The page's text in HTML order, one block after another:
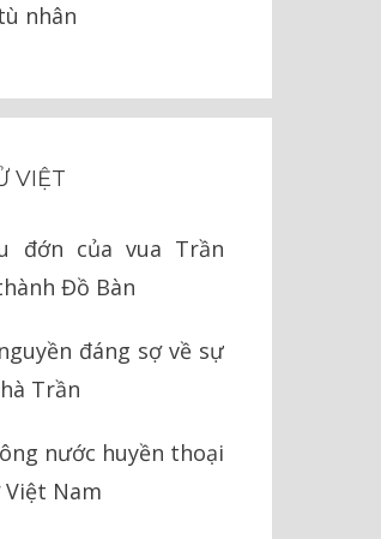
nhân
VIỆT
đớn của vua Trần
Đồ Bàn
đáng sợ về sự
Trần
nước huyền thoại
Nam